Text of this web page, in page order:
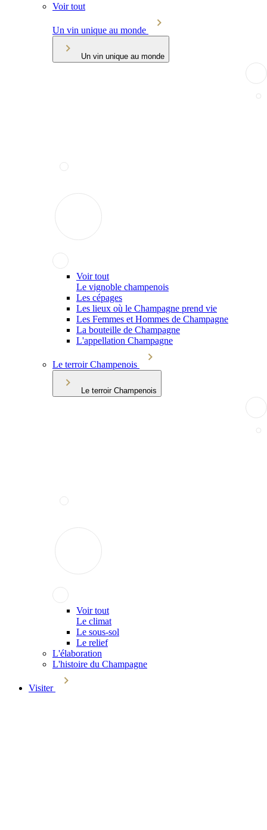
Voir tout
Un vin unique au monde
Un vin unique au monde
Voir tout
Le vignoble champenois
Les cépages
Les lieux où le Champagne prend vie
Les Femmes et Hommes de Champagne
La bouteille de Champagne
L'appellation Champagne
Le terroir Champenois
Le terroir Champenois
Voir tout
Le climat
Le sous-sol
Le relief
L'élaboration
L'histoire du Champagne
Visiter